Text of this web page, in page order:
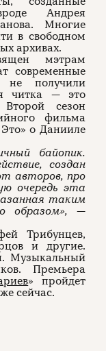
Андрея
Многие
в свободном
архивах.
мэтрам
современные
не получили
читка — это
сезон
фильма
о Данииле
байопик.
создан
авторов, про
очередь эта
таким
образом», —
Трибунцев,
и другие.
Музыкальный
Премьера
» пройдет
сейчас.
Рекламодателям